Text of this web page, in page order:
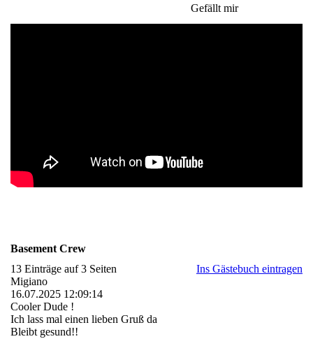
Gefällt mir
Basement Crew
13 Einträge auf 3 Seiten
Ins Gästebuch eintragen
Migiano
16.07.2025 12:09:14
Cooler Dude !
Ich lass mal einen lieben Gruß da
Bleibt gesund!!